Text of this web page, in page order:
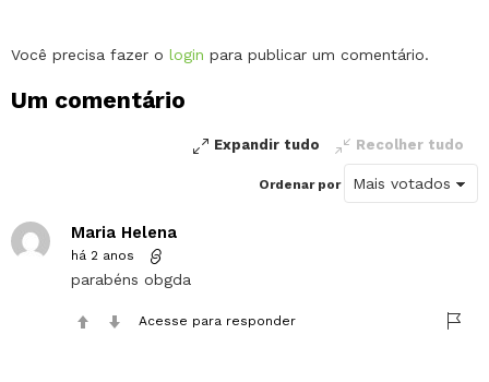
Deixe
comentário
Você precisa fazer o login para publicar um comentário.
Um comentário
Expandir tudo Recolher tudo
Ordenar por
Maria Helena
há 2 anos
parabéns obgda
Acesse para responder